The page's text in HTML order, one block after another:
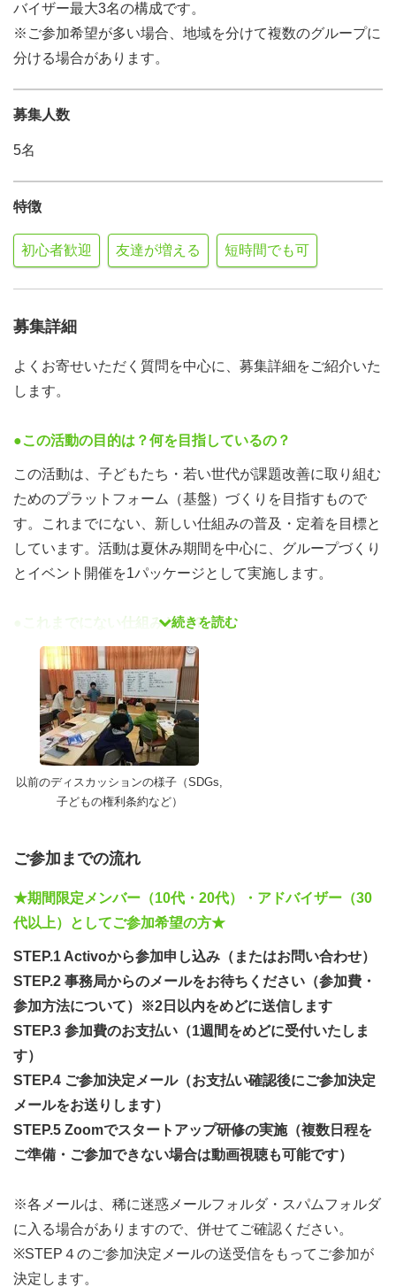
バイザー最大3名の構成です。
※ご参加希望が多い場合、地域を分けて複数のグループに
分ける場合があります。
募集人数
5名
特徴
初心者歓迎 友達が増える 短時間でも可
募集詳細
よくお寄せいただく質問を中心に、募集詳細をご紹介いた
します。
●この活動の目的は？何を目指しているの？
この活動は、子どもたち・若い世代が課題改善に取り組む
ためのプラットフォーム（基盤）づくりを目指すもので
す。これまでにない、新しい仕組みの普及・定着を目標と
しています。活動は夏休み期間を中心に、グループづくり
とイベント開催を1パッケージとして実施します。
●これまでにない仕組みとは？
社会には子どもたちや若い世代を取り巻く多くの課題があ
ります。その課題を改善するためには、保護者や学校の先
生をはじめ、今ある仕組みで対応できるケースもあるかも
しれませんが、私たちはもっと気軽に、そして誰でもアク
セスできる体制を整えたいと思います。
この活動から思い描くビジョンは皆さんと一緒に考えてい
に繋がることを想定しています。
（１）普段、直接の関わりのない若い皆さんが、子どもた
ちや若い方をフォローできる仕組み
→具体的なアクションを起こすだけでなく、アドバイスを
するなど、相談者の要望に沿ったサポートの実現。課題改
善を目指す場合、直接の関係者ではないからこそ、第三者
の視点をもっていることが大事だと捉えています。
（２）キャンプやイベントを通して、一緒の活動をしなが
ら信頼関係を築くためのリーダーシップ研修
→子どもたちや若い世代の皆さんが気軽に相談できるよう
になるには、日常生活や学校生活以外の場で信頼関係を築
くこともひとつの方法だと考えています。課題が起きてい
す。
（３）課題改善に具体的なアクションを起こし、企画化・
プロジェクト化を想定
→今ある数々の取り組みでは不十分な場合、課題改善につ
続きを読む
以前のディスカッションの様子（SDGs,
子どもの権利条約など）
ご参加までの流れ
★期間限定メンバー（10代・20代）・アドバイザー（30
代以上）としてご参加希望の方★
STEP.1 Activoから参加申し込み（またはお問い合わせ）
STEP.2 事務局からのメールをお待ちください（参加費・
参加方法について）※2日以内をめどに送信します
STEP.3 参加費のお支払い（1週間をめどに受付いたしま
す）
STEP.4 ご参加決定メール（お支払い確認後にご参加決定
メールをお送りします）
STEP.5 Zoomでスタートアップ研修の実施（複数日程を
ご準備・ご参加できない場合は動画視聴も可能です）
※各メールは、稀に迷惑メールフォルダ・スパムフォルダ
に入る場合がありますので、併せてご確認ください。
※STEP４のご参加決定メールの送受信をもってご参加が
決定します。